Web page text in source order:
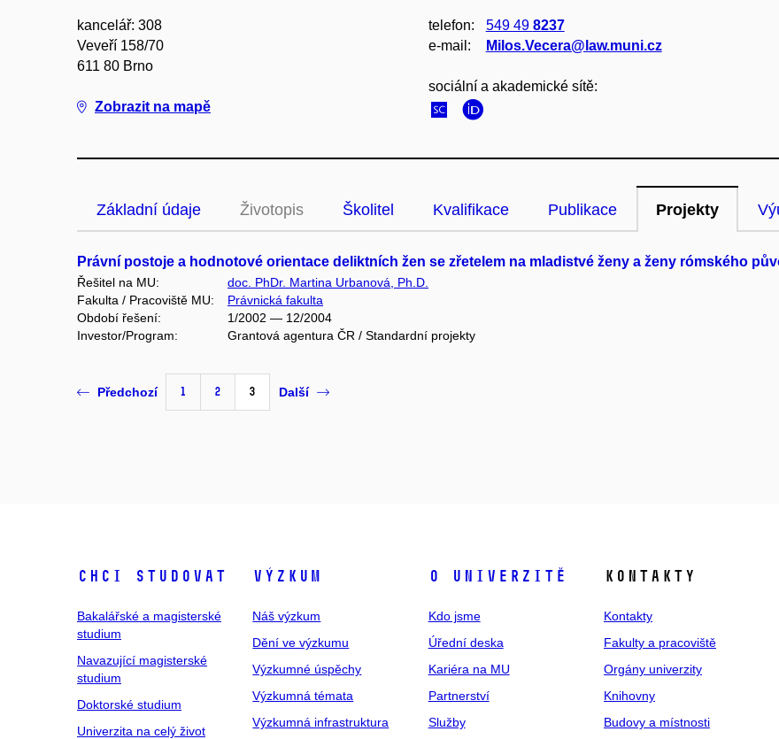
kancelář: 308
Veveří 158/70
611 80 Brno
Zobrazit na mapě
telefon: 549 49 8237
e‑mail:
Milos.Vecera@law.muni.cz
sociální a akademické sítě:
Základní údaje Životopis Školitel Kvalifikace Publikace Projekty
Právní postoje a hodnotové orientace deliktních žen se zřetelem na mladistvé ženy a ženy rómského
Řešitel na MU:
doc. PhDr. Martina Urbanová, Ph.D.
Fakulta / Pracoviště MU:
Právnická fakulta
Období řešení:
1/2002 — 12/2004
Investor/Program:
Grantová agentura ČR / Standardní projekty
Předchozí 1 2 3 Další
Chci studovat
Bakalářské a magisterské
studium
Navazující magisterské
studium
Doktorské studium
Univerzita na celý život
Výzkum
Náš výzkum
Dění ve výzkumu
Výzkumné úspěchy
Výzkumná témata
Výzkumná infrastruktura
O univerzitě
Kdo jsme
Úřední deska
Kariéra na MU
Partnerství
Služby
Kontakty
Kontakty
Fakulty a pracoviště
Orgány univerzity
Knihovny
Budovy a místnosti